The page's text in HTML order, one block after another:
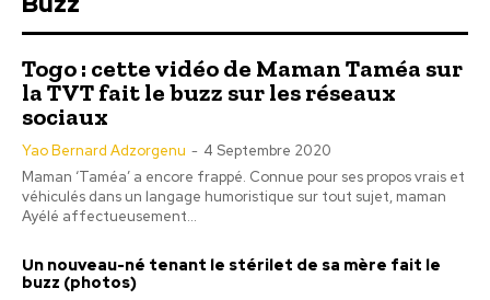
Togo : cette vidéo de Maman Taméa sur
la TVT fait le buzz sur les réseaux
sociaux
Yao Bernard Adzorgenu - 4 Septembre 2020
Maman ‘Taméa’ a encore frappé. Connue pour ses propos vrais et
véhiculés dans un langage humoristique sur tout sujet, maman
Ayélé affectueusement...
Un nouveau-né tenant le stérilet de sa mère fait le
buzz (photos)